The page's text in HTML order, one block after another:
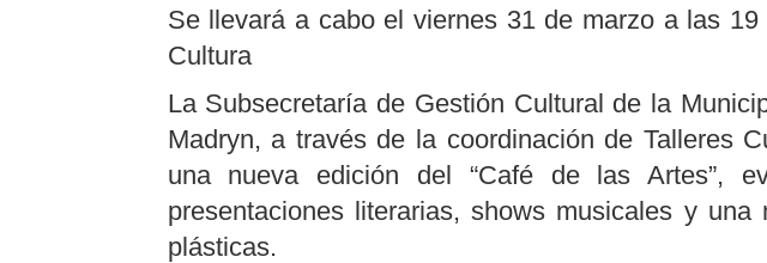
Se llevará a cabo el viernes 31 de marzo a las
Cultura
La Subsecretaría de Gestión Cultural de la
Madryn, a través de la coordinación de Talleres
una nueva edición del “Café de las Artes”,
presentaciones literarias, shows musicales y una
plásticas.